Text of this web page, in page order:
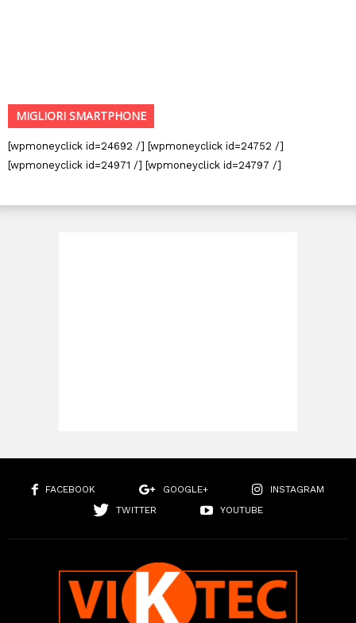
MIGLIORI SMARTPHONE
[wpmoneyclick id=24692 /] [wpmoneyclick id=24752 /]
[wpmoneyclick id=24971 /] [wpmoneyclick id=24797 /]
FACEBOOK GOOGLE+
INSTAGRAM
TWITTER
YOUTUBE